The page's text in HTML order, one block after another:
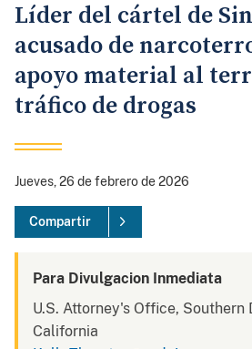
Líder del cártel de
acusado de
apoyo material al
tráfico de drogas
Jueves, 26 de febrero de 2026
Compartir
Para Divulgacion Inmediata
U.S. Attorney's Office, Southern
California